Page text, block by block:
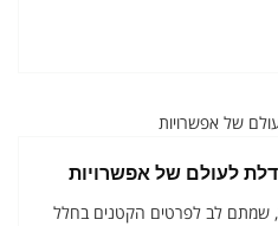
לעולם של אפשרויות
שמתם לב לפרטים הקטנים בחלל